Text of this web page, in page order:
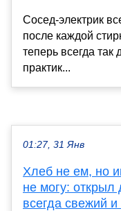
Сосед-электрик
после каждой
теперь всегда
практик...
01:27, 31 Янв
Хлеб не ем, но
не могу: открыл
всегда свежий